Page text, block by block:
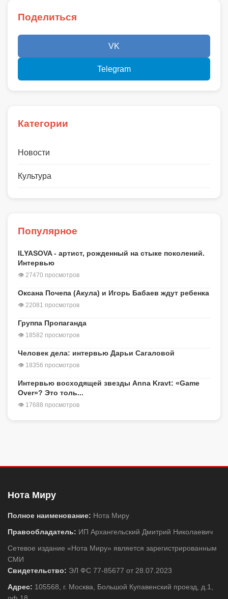
Поделиться
VK
Telegram
Категории
Новости
Культура
Популярное
ILYASOVA - артист, рожденный на стыке поколений.
Интервью
👁 27470 просмотров
Оксана Почепа (Акула) и Игорь Бабаев ждут ребенка
👁 22081 просмотров
Группа Пропаганда
👁 18582 просмотров
Человек дела: интервью Дарьи Сагаловой
👁 18356 просмотров
Интервью восходящей звезды Anna Kravt: «Game
Over»? Это толь...
👁 17688 просмотров
Нота Миру
Полное наименование: Нота Миру
Правообладатель: ИП Архангельский Дмитрий Николаевич
Сетевое издание «Нота Миру» является зарегистрированным
СМИ
Свидетельство: ЭЛ ФС 77-85677 от 28.07.2023
Адрес: 105568, г. Москва, Большой Купавенский проезд, д.1,